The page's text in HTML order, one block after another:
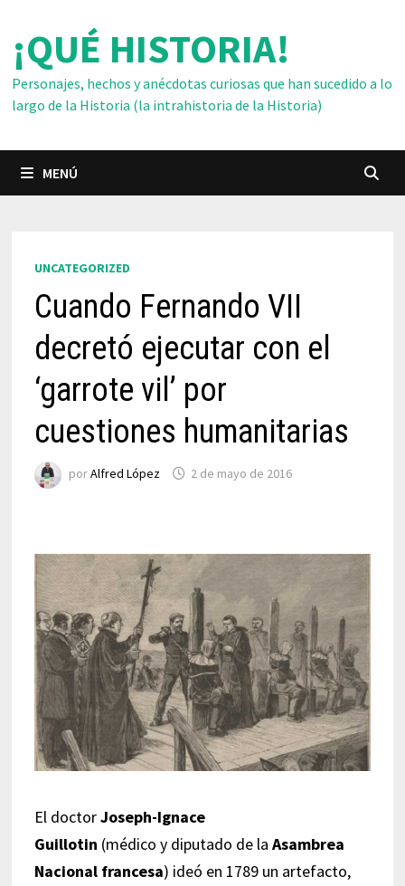
contenido
¡QUÉ HISTORIA!
Personajes, hechos y anécdotas curiosas que han sucedido a lo
largo de la Historia (la intrahistoria de la Historia)
MENÚ
UNCATEGORIZED
Cuando Fernando VII
decretó ejecutar con el
‘garrote vil’ por
cuestiones humanitarias
porAlfred López 2 de mayo de 2016
El doctorJoseph-Ignace
Guillotin (médico y diputado de la Asambrea
Nacional francesa) ideó en 1789 un artefacto,